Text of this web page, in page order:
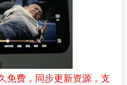
免费，同步更新资源，支